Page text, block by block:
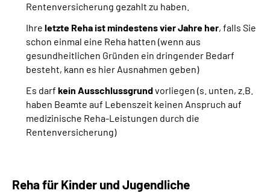
Rentenversicherung gezahlt zu haben.
Ihre letzte Reha ist mindestens vier Jahre her, falls Sie
schon einmal eine Reha hatten (wenn aus
gesundheitlichen Gründen ein dringender Bedarf
besteht, kann es hier Ausnahmen geben)
Es darf kein Ausschlussgrundvorliegen (s. unten, z.B.
haben Beamte auf Lebenszeit keinen Anspruch auf
medizinische Reha-Leistungen durch die
Rentenversicherung)
Reha für Kinder und Jugendliche